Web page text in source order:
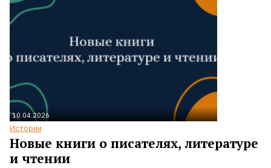
10.04.2026
Истории
Новые книги о писателях, литературе
и чтении